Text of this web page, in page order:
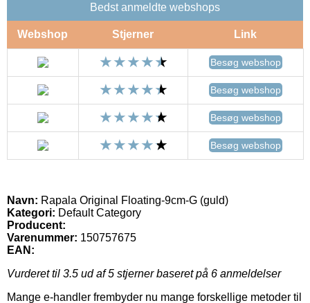
Bedst anmeldte webshops
Webshop Stjerner Link
Besøg webshop
Besøg webshop
Besøg webshop
Besøg webshop
Navn: Rapala Original Floating-9cm-G (guld)
Kategori: Default Category
Producent:
Varenummer: 150757675
EAN:
Vurderet til 3.5 ud af 5 stjerner baseret på 6 anmeldelser
Mange e-handler frembyder nu mange forskellige metoder til